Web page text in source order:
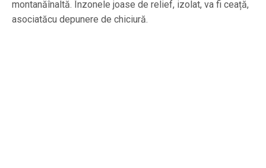
montanăînaltă. Înzonele joase de relief, izolat, va fi ceață,
asociatăcu depunere de chiciură.